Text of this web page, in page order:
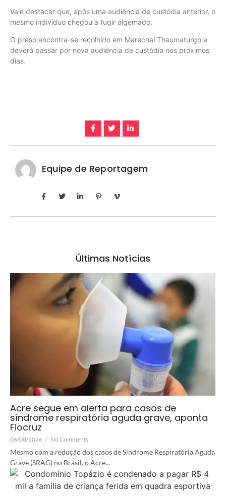
Vale destacar que, após uma audiência de custódia anterior, o
mesmo indivíduo chegou a fugir algemado.
O preso encontra-se recolhido em Marechal Thaumaturgo e
deverá passar por nova audiência de custódia nos próximos
dias.
Equipe de Reportagem
Últimas Notícias
Acre segue em alerta para casos de
síndrome respiratória aguda grave, aponta
Fiocruz
06/08/2026 / No Comments
Mesmo com a redução dos casos de Síndrome Respiratória Aguda
Grave (SRAG) no Brasil, o Acre...